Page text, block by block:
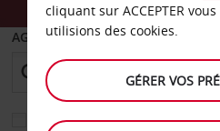
AGENCE DE DÉPART
Sélectionnez une autre
cliquant sur ACCEPTER
utilisions des cookies.
GÉRER VOS